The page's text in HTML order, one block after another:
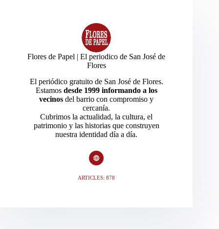
Flores de Papel | El periodico de San José de
Flores
El periódico gratuito de San José de Flores.
Estamos desde 1999 informando a los
vecinos del barrio con compromiso y
cercanía.
Cubrimos la actualidad, la cultura, el
patrimonio y las historias que construyen
nuestra identidad día a día.
ARTICLES: 878